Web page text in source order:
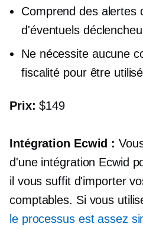
Comprend des alertes
d'éventuels
Ne nécessite aucune
fiscalité pour être utilisé
Prix:$149
Intégration Ecwid :
d'une intégration Ecwid
il vous suffit d'importer
comptables. Si vous
le processus est assez